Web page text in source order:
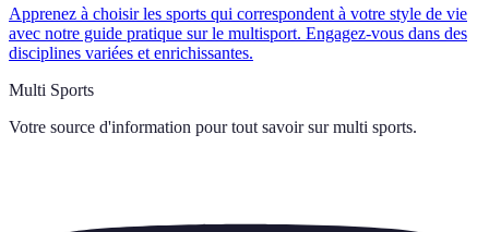
Apprenez à choisir les sports qui correspondent à votre style de vie
avec notre guide pratique sur le multisport. Engagez-vous dans des
disciplines variées et enrichissantes.
Multi Sports
Votre source d'information pour tout savoir sur multi sports.